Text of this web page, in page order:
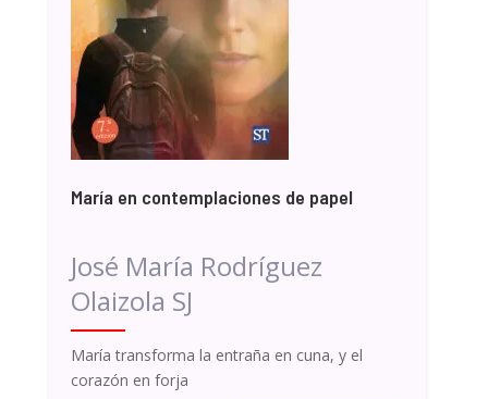
María en contemplaciones de papel
José María Rodríguez
Olaizola SJ
María transforma la entraña en cuna, y el
corazón en forja